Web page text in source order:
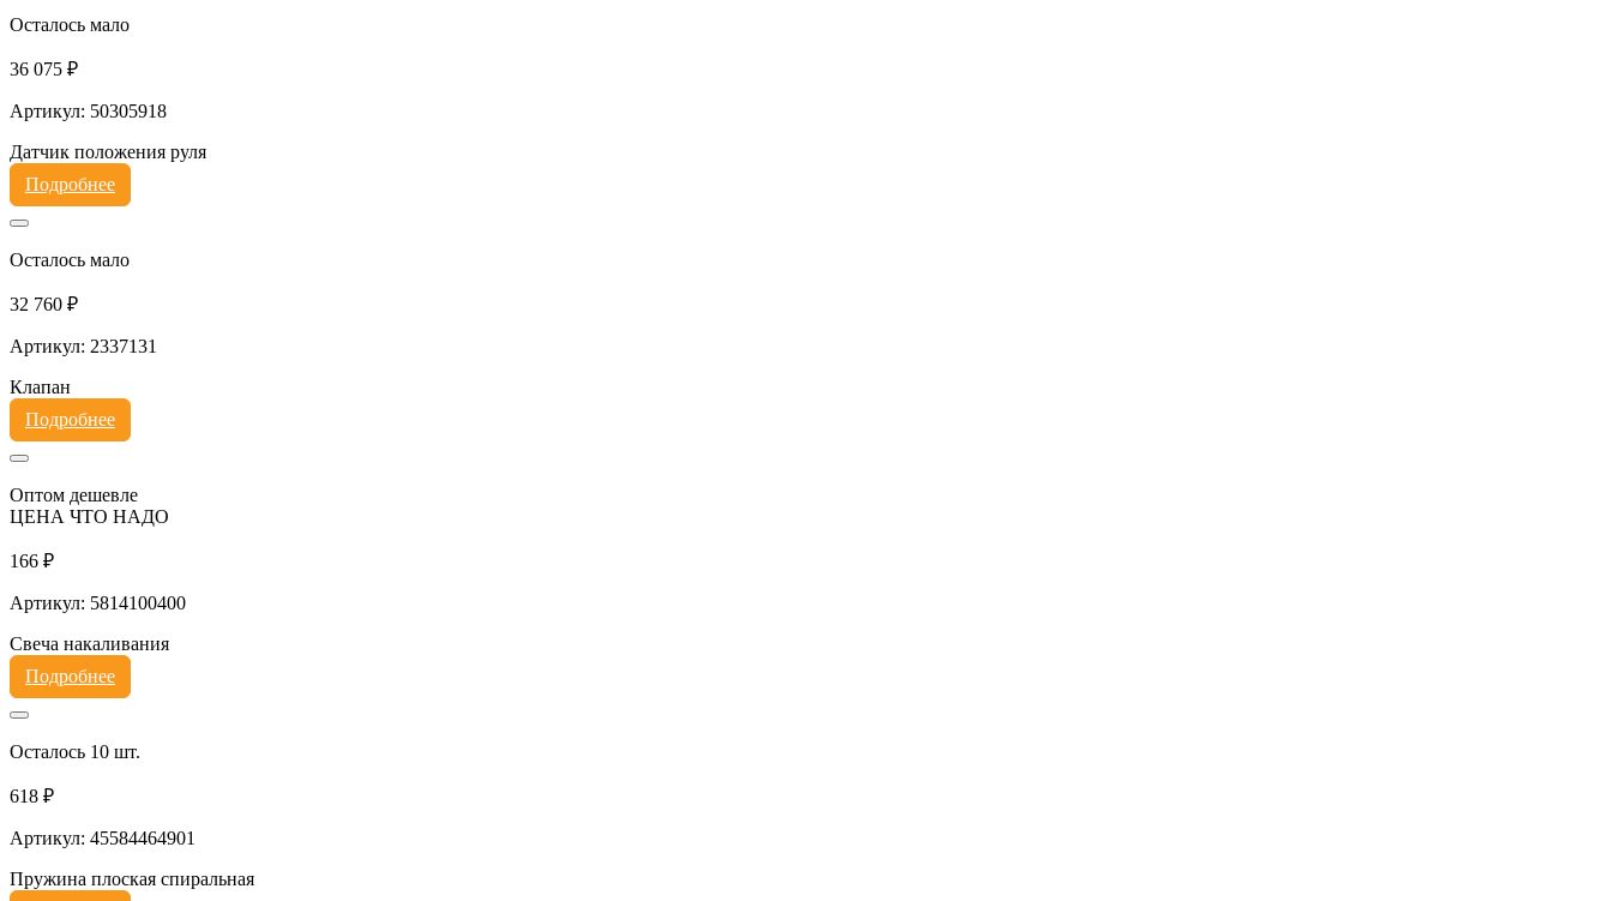
Осталось мало
36 075 ₽
Артикул: 50305918
Датчик положения руля
Подробнее
Осталось мало
32 760 ₽
Артикул: 2337131
Клапан
Подробнее
Оптом дешевле
ЦЕНА ЧТО НАДО
166 ₽
Артикул: 5814100400
Свеча накаливания
Подробнее
Осталось 10 шт.
618 ₽
Артикул: 45584464901
Пружина плоская спиральная